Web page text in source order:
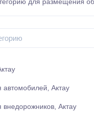
для размещения
автомобилей, Актау
внедорожников, Актау